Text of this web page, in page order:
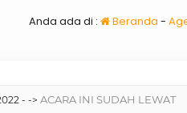
Anda ada di : Beranda -
- -> ACARA INI SUDAH LEWAT